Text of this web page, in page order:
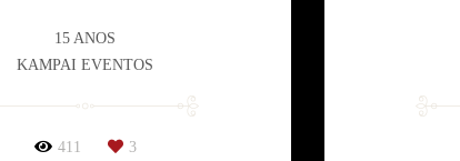
15 ANOS
KAMPAI EVENTOS
411 3